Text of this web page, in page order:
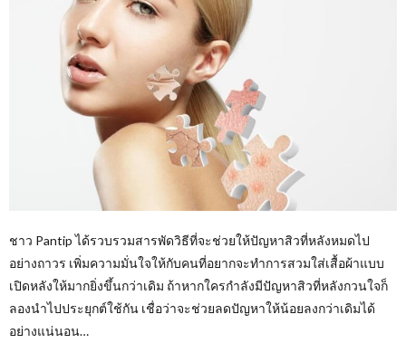
ชาว Pantip ได้รวบรวมสารพัดวิธีที่จะช่วยให้ปัญหาสิวที่หลังหมดไป
อย่างถาวร เพิ่มความมั่นใจให้กับคนที่อยากจะทำการสวมใส่เสื้อผ้าแบบ
เปิดหลังให้มากยิ่งขึ้นกว่าเดิม ถ้าหากใครกำลังมีปัญหาสิวที่หลังกวนใจก็
ลองนำไปประยุกต์ใช้กัน เชื่อว่าจะช่วยลดปัญหาให้น้อยลงกว่าเดิมได้
อย่างแน่นอน…